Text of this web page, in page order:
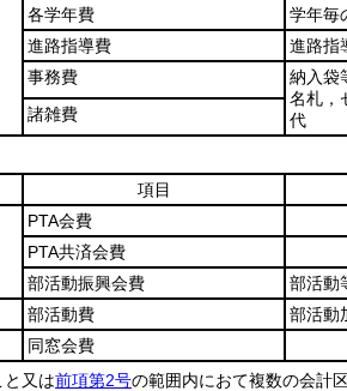
各学年費
学年毎
進路指導費
進路指
事務費
納入袋
名札，
代
諸雑費
項目
PTA会費
PTA共済会費
部活動振興会費
部活動
部活動費
部活動
同窓会費
又は前項第2号の範囲内におて複数の会計